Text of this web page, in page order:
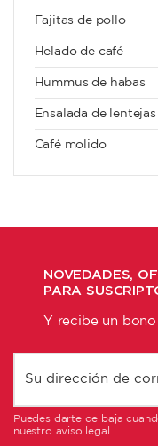
Fajitas de pollo
Helado de café
Hummus de habas
Ensalada de
Café molido
NOVEDADES,
PARA
Y recibe un
Puedes darte de baja
nuestro aviso legal